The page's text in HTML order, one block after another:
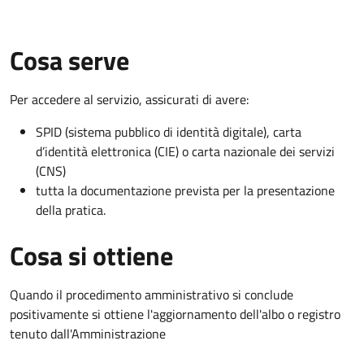
Cosa serve
Per accedere al servizio, assicurati di avere:
SPID (sistema pubblico di identità digitale), carta
d’identità elettronica (CIE) o carta nazionale dei servizi
(CNS)
tutta la documentazione prevista per la presentazione
della pratica.
Cosa si ottiene
Quando il procedimento amministrativo si conclude
positivamente si ottiene l'aggiornamento dell'albo o registro
tenuto dall'Amministrazione